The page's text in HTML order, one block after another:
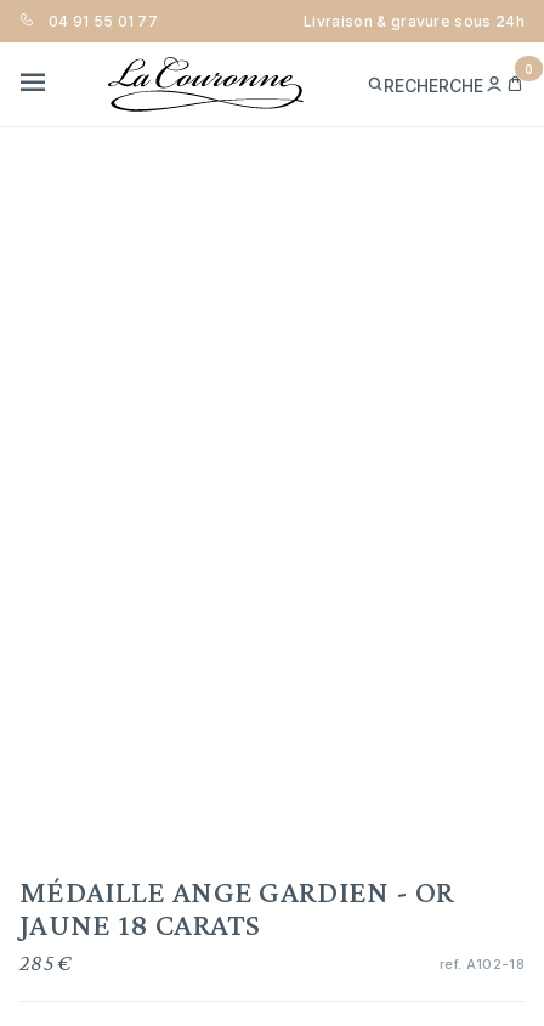
04 91 55 01 77 Livraison & gravure sous 24h
RECHERCHE
ME
0
MÉDAILLE ANGE GARDIEN - OR
JAUNE 18 CARATS
285 € ref. A102-18